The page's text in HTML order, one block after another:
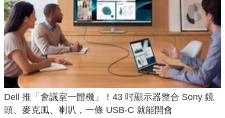
Dell 推「會議室一體機」！43 吋顯示器整合 Sony 鏡
頭、麥克風、喇叭，一條 USB-C 就能開會